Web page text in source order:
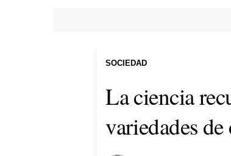
La ciencia
variedades
SOCIEDAD